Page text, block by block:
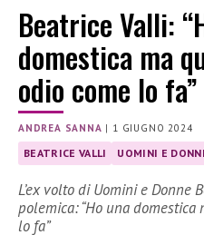
Beatrice Valli:
domestica ma
odio come lo fa”
ANDREA SANNA | 1 GIUGNO 2024
BEATRICE VALLI UOMINI E
L’ex volto di Uomini e Donne
polemica: “Ho una
lo fa”